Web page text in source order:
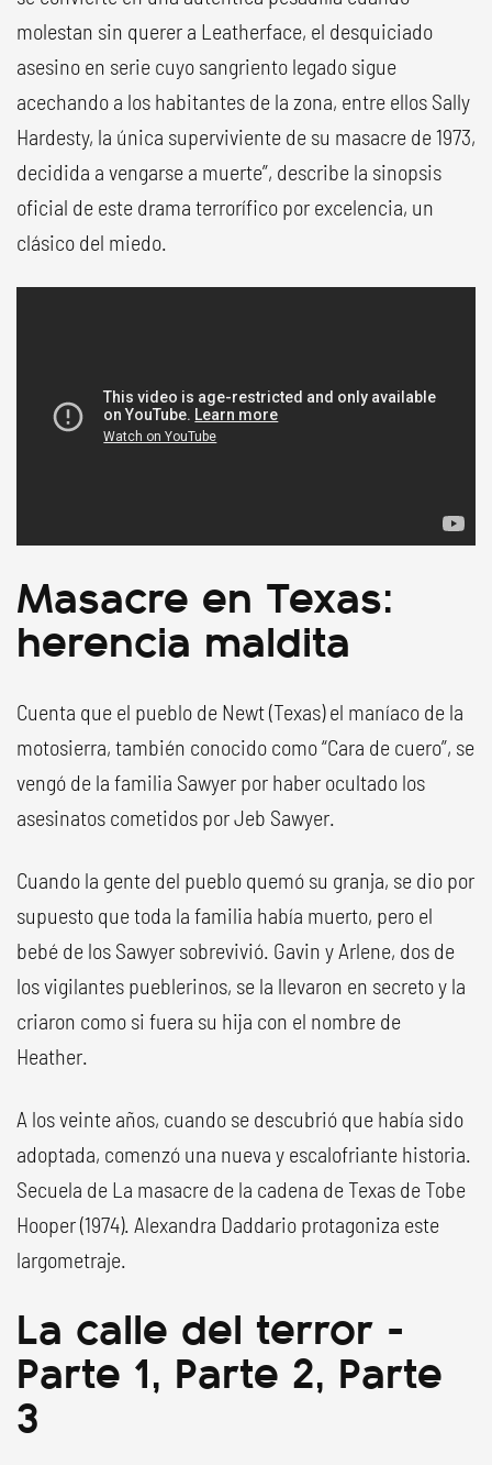
molestan sin querer a Leatherface, el desquiciado
asesino en serie cuyo sangriento legado sigue
acechando a los habitantes de la zona, entre ellos Sally
Hardesty, la única superviviente de su masacre de 1973,
decidida a vengarse a muerte”, describe la sinopsis
oficial de este drama terrorífico por excelencia, un
clásico del miedo.
Masacre en Texas:
herencia maldita
Cuenta que el pueblo de Newt (Texas) el maníaco de la
motosierra, también conocido como “Cara de cuero”, se
vengó de la familia Sawyer por haber ocultado los
asesinatos cometidos por Jeb Sawyer.
Cuando la gente del pueblo quemó su granja, se dio por
supuesto que toda la familia había muerto, pero el
bebé de los Sawyer sobrevivió. Gavin y Arlene, dos de
los vigilantes pueblerinos, se la llevaron en secreto y la
criaron como si fuera su hija con el nombre de
Heather.
A los veinte años, cuando se descubrió que había sido
adoptada, comenzó una nueva y escalofriante historia.
Secuela de La masacre de la cadena de Texas de Tobe
Hooper (1974). Alexandra Daddario protagoniza este
largometraje.
La calle del terror -
Parte 1, Parte 2, Parte
3